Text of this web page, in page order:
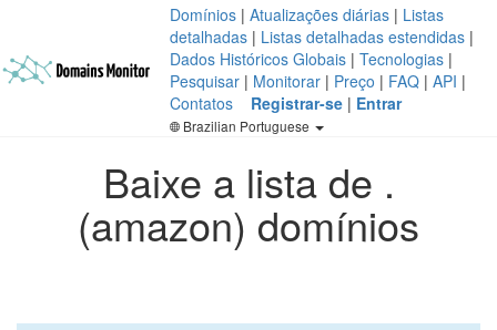
Domínios | Atualizações diárias | Listas
detalhadas | Listas detalhadas estendidas |
Dados Históricos Globais | Tecnologias |
Pesquisar | Monitorar | Preço | FAQ | API |
Contatos
Registrar-se | Entrar
Brazilian Portuguese
Baixe a lista de .
(amazon) domínios